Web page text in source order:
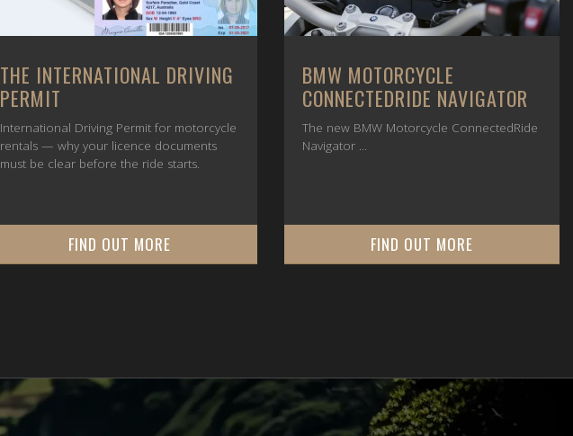
THE INTERNATIONAL DRIVING
PERMIT
International Driving Permit for motorcycle
rentals — why your licence documents
must be clear before the ride starts.
FIND OUT MORE
BMW MOTORCYCLE
CONNECTEDRIDE NAVIGATOR
The new BMW Motorcycle ConnectedRide
Navigator ...
FIND OUT MORE